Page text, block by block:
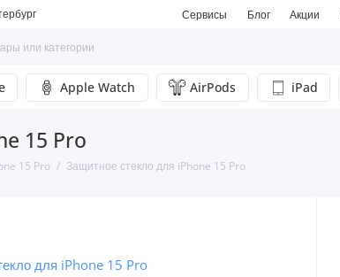
Сервисы Блог Акции
Apple Watch AirPods iPad
15 Pro
15 Pro Защитное стекло для iPhone 15 Pro